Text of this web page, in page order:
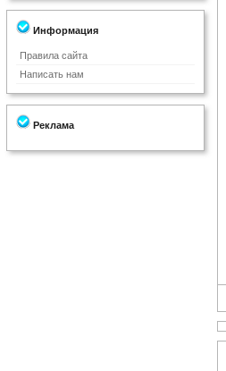
Информация
Правила сайта
Написать нам
Реклама